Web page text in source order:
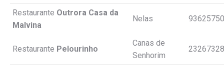
Restaurante Outrora Casa da
Malvina
Nelas
Restaurante Pelourinho
Canas de
Senhorim